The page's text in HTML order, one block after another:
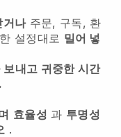
거나주문, 구독, 환
설정대로 밀어 넣
내고 귀중한 시간
효율성 과 투명성
.